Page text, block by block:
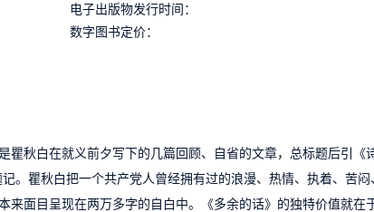
电子出版物发行时间：
数字图书定价：
瞿秋白在就义前夕写下的几篇回顾、自省的文章，总标题后引
记。瞿秋白把一个共产党人曾经拥有过的浪漫、热情、执着、苦
来面目呈现在两万多字的自白中。《多余的话》的独特价值就